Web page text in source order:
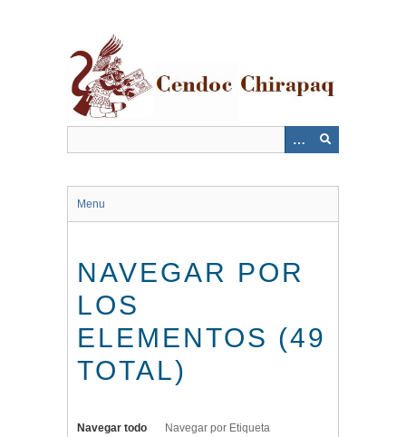
Menu
NAVEGAR POR
LOS
ELEMENTOS (49
TOTAL)
Navegar todo Navegar por Etiqueta